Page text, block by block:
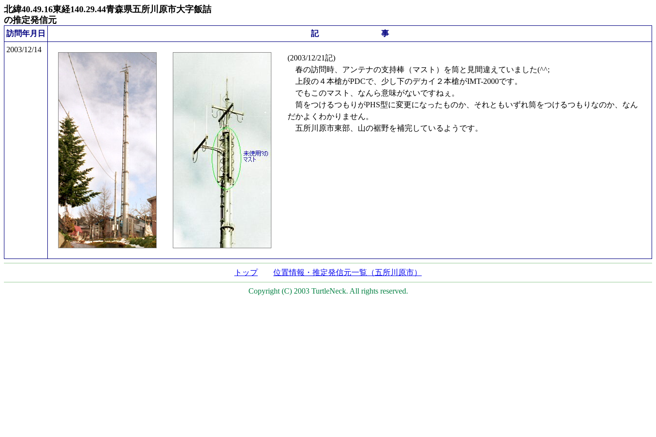
北緯40.49.16東経140.29.44青森県五所川原市大字飯詰
の推定発信元
訪問年月日
記 事
2003/12/14
(2003/12/21記)
春の訪問時、アンテナの支持棒（マスト）を筒と見間違えていました(^^;
上段の４本槍がPDCで、少し下のデカイ２本槍がIMT-2000です。
でもこのマスト、なんら意味がないですねぇ。
筒をつけるつもりがPHS型に変更になったものか、それともいずれ筒をつけるつもりなのか、なん
だかよくわかりません。
五所川原市東部、山の裾野を補完しているようです。
トップ 位置情報・推定発信元一覧（五所川原市）
Copyright (C) 2003 TurtleNeck. All rights reserved.